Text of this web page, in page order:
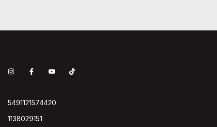
5491121574420
1138029151